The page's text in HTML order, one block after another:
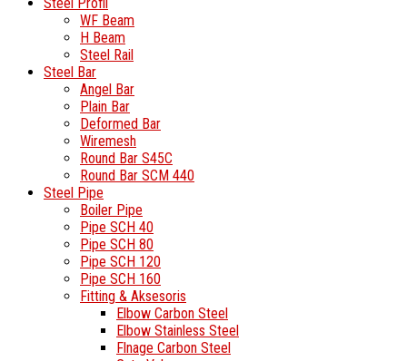
WF Beam
H Beam
Steel Rail
Steel Bar
Angel Bar
Plain Bar
Deformed Bar
Wiremesh
Round Bar S45C
Round Bar SCM 440
Steel Pipe
Boiler Pipe
Pipe SCH 40
Pipe SCH 80
Pipe SCH 120
Pipe SCH 160
Fitting & Aksesoris
Elbow Carbon Steel
Elbow Stainless Steel
Flnage Carbon Steel